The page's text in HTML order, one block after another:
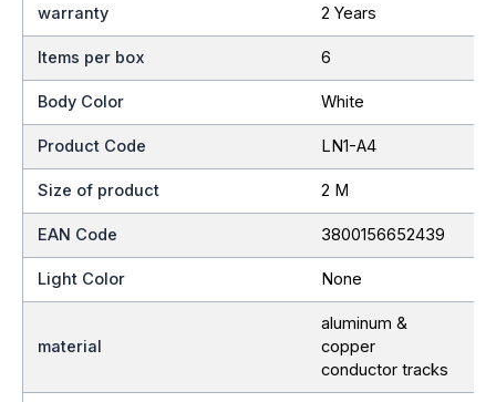
warranty 2 Years
Items per box 6
Body Color White
Product Code LN1-A4
Size of product 2 M
EAN Code 3800156652439
Light Color None
material
aluminum &
copper
conductor tracks